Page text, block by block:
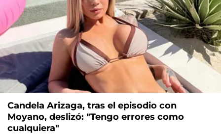
Candela Arizaga, tras el episodio con
Moyano, deslizó: "Tengo errores como
cualquiera"